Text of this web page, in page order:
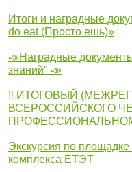
Итоги и наградные
do eat (Просто ешь)»
📣Наградные
знаний" 📣
‼ ИТОГОВЫЙ
ВСЕРОССИЙСКОГО
Экскурсия по
комплекса ЕТЭТ